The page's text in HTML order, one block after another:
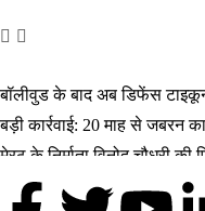
बॉलीवुड के बाद अब डिफेंस
बड़ी कार्रवाई: 20 माह से जबरन
मेरठ के निर्माता विनोद चौधरी
मिलिए रोहित उगले से! कैसे 16